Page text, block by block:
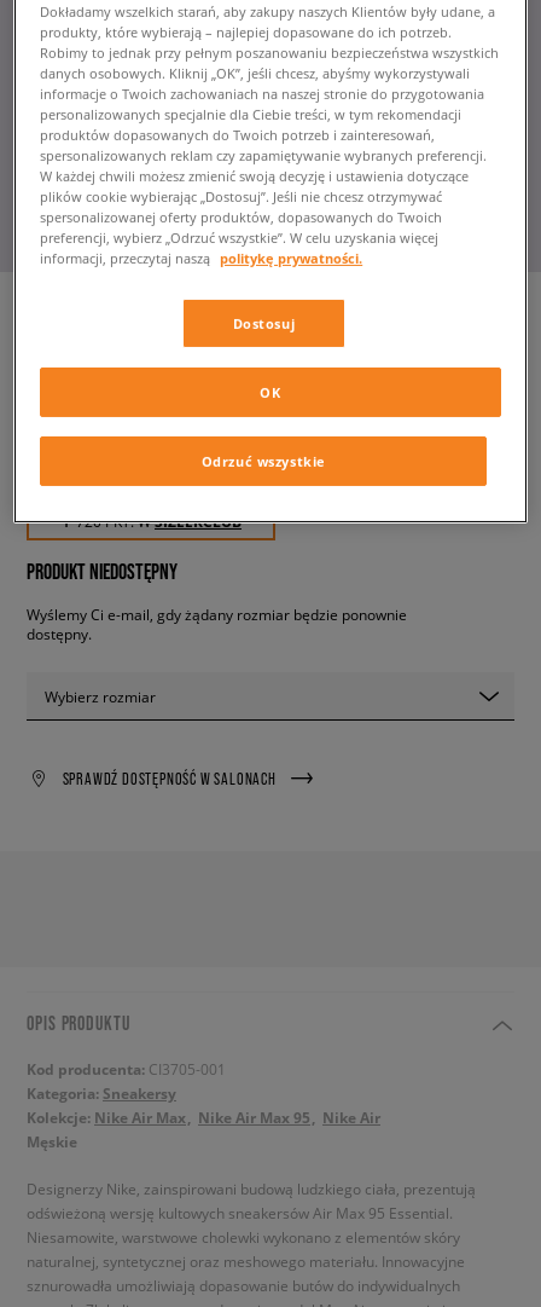
NIKE AIR MAX 95 ESSENTIAL
✛ 720 PKT. WSIZEERCLUB
PRODUKT NIEDOSTĘPNY
Wyślemy Ci e-mail, gdy żądany rozmiar będzie ponownie
dostępny.
Wybierz rozmiar
SPRAWDŹ DOSTĘPNOŚĆ W SALONACH
OPIS PRODUKTU
Kod producenta: CI3705-001
Kategoria: Sneakersy
Kolekcje: Nike Air Max Nike Air Max 95
Nike Air
Męskie
Designerzy Nike, zainspirowani budową ludzkiego ciała, prezentują
odświeżoną wersję kultowych sneakersów Air Max 95 Essential.
Niesamowite, warstwowe cholewki wykonano z elementów skóry
naturalnej, syntetycznej oraz meshowego materiału. Innowacyjne
sznurowadła umożliwiają dopasowanie butów do indywidualnych
Dokładamy wszelkich starań, aby zakupy naszych Klientów były udane, a
produkty, które wybierają – najlepiej dopasowane do ich potrzeb.
Robimy to jednak przy pełnym poszanowaniu bezpieczeństwa wszystkich
danych osobowych. Kliknij „OK”, jeśli chcesz, abyśmy wykorzystywali
informacje o Twoich zachowaniach na naszej stronie do przygotowania
personalizowanych specjalnie dla Ciebie treści, w tym rekomendacji
produktów dopasowanych do Twoich potrzeb i zainteresowań,
spersonalizowanych reklam czy zapamiętywanie wybranych preferencji.
W każdej chwili możesz zmienić swoją decyzję i ustawienia dotyczące
plików cookie wybierając „Dostosuj”. Jeśli nie chcesz otrzymywać
spersonalizowanej oferty produktów, dopasowanych do Twoich
preferencji, wybierz „Odrzuć wszystkie”. W celu uzyskania więcej
informacji, przeczytaj naszą politykę prywatności.
Dostosuj
Odrzuć wszystkie
OK